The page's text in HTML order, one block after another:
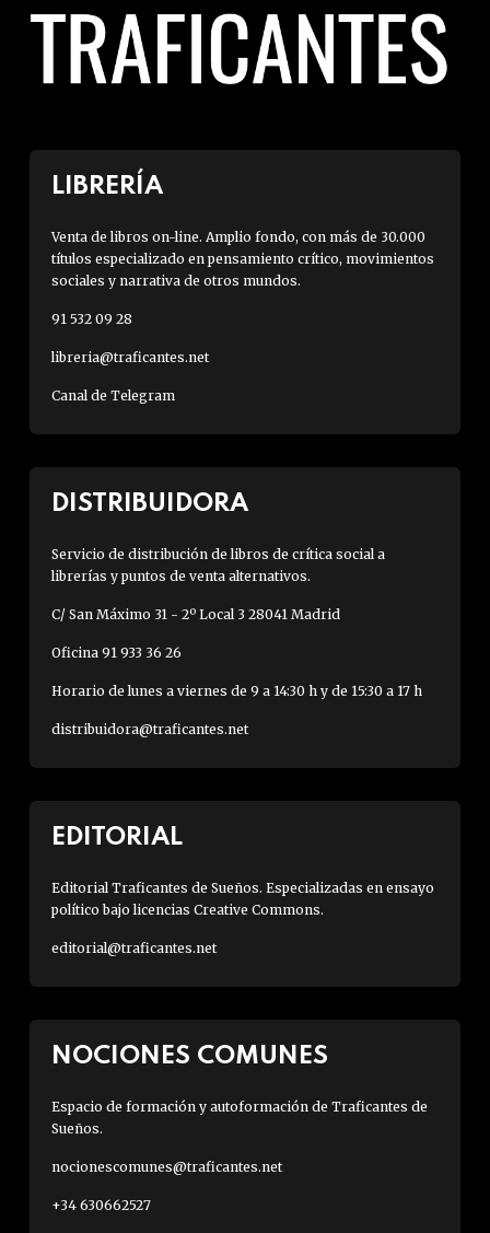
LIBRERÍA
Venta de libros on-line. Amplio fondo, con más de 30.000
títulos especializado en pensamiento crítico, movimientos
sociales y narrativa de otros mundos.
91 532 09 28
libreria@traficantes.net
Canal de Telegram
DISTRIBUIDORA
Servicio de distribución de libros de crítica social a
librerías y puntos de venta alternativos.
C/ San Máximo 31 - 2º Local 3 28041 Madrid
Oficina 91 933 36 26
Horario de lunes a viernes de 9 a 14:30 h y de 15:30 a 17 h
distribuidora@traficantes.net
EDITORIAL
Editorial Traficantes de Sueños. Especializadas en ensayo
político bajo licencias Creative Commons.
editorial@traficantes.net
NOCIONES COMUNES
Espacio de formación y autoformación de Traficantes de
Sueños.
nocionescomunes@traficantes.net
+34 630662527